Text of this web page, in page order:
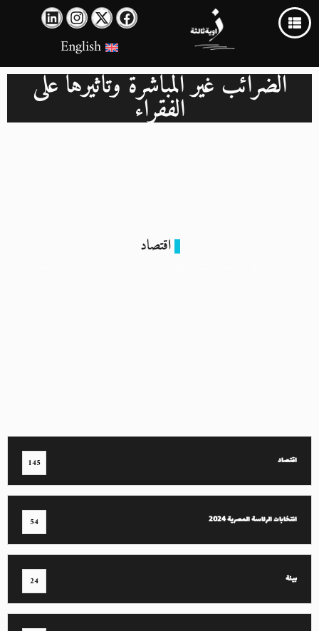
English
الضرائب غير المباشرة وتأثيرها على
الفقراء
اقتصاد
اقتصاد 145
انتخابات الرئاسة المصرية 2024 54
بيئة 24